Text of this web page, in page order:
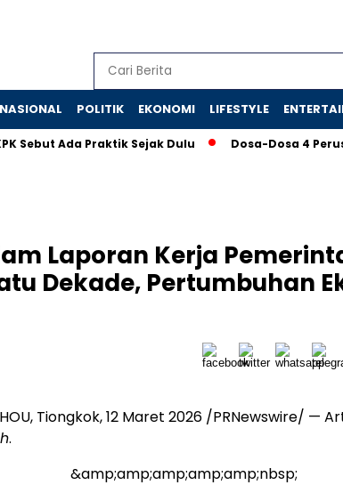
NASIONAL POLITIK EKONOMI LIFESTYLE
Ada Praktik Sejak Dulu Dosa-Dosa 4
Laporan Kerja
Dekade, Pertumbuhan
Tiongkok,12 Maret 2026 /PRNewswire/ —
.
&amp;amp;amp;amp;amp;nbsp;